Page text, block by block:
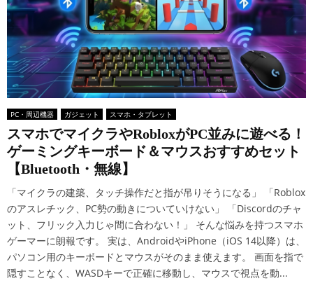
PC・周辺機器 ガジェット スマホ・タブレット
スマホでマイクラやRobloxがPC並みに遊べる！
ゲーミングキーボード＆マウスおすすめセット
【Bluetooth・無線】
「マイクラの建築、タッチ操作だと指が吊りそうになる」 「Roblox
のアスレチック、PC勢の動きについていけない」 「Discordのチャ
ット、フリック入力じゃ間に合わない！」 そんな悩みを持つスマホ
ゲーマーに朗報です。 実は、AndroidやiPhone（iOS 14以降）は、
パソコン用のキーボードとマウスがそのまま使えます。 画面を指で
隠すことなく、WASDキーで正確に移動し、マウスで視点を動...